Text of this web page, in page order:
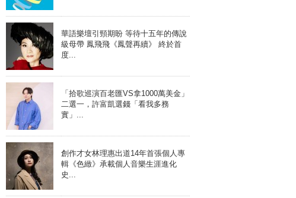
華語樂壇引頸期盼 等待十五年的傳說
級母帶 鳳飛飛《鳳聲再續》 終於首
度...
「拾歌巡演百老匯VS拿1000萬美金」
二選一，許富凱選錢「看我多務
實」...
創作才女林理惠出道14年首張個人專
輯《色緻》承載個人音樂生涯進化
史...